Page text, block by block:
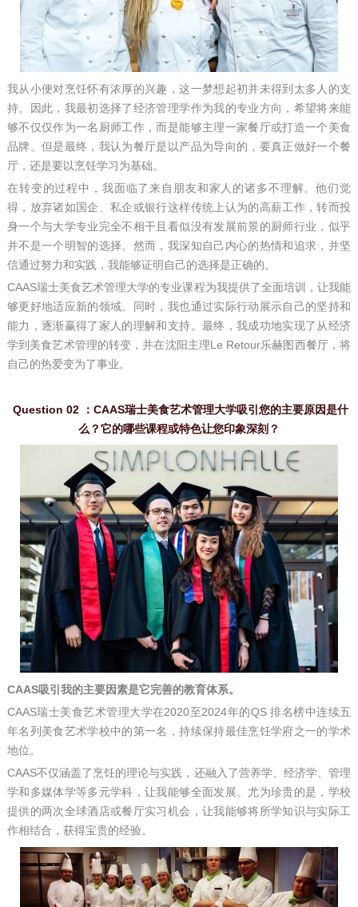
我从小便对烹饪怀有浓厚的兴趣，这一梦想起初并未得到太多人的支
持。因此，我最初选择了经济管理学作为我的专业方向，希望将来能
够不仅仅作为一名厨师工作，而是能够主理一家餐厅或打造一个美食
品牌。但是最终，我认为餐厅是以产品为导向的，要真正做好一个餐
厅，还是要以烹饪学习为基础。
在转变的过程中，我面临了来自朋友和家人的诸多不理解。他们觉
得，放弃诸如国企、私企或银行这样传统上认为的高薪工作，转而投
身一个与大学专业完全不相干且看似没有发展前景的厨师行业，似乎
并不是一个明智的选择。然而，我深知自己内心的热情和追求，并坚
信通过努力和实践，我能够证明自己的选择是正确的。
CAAS瑞士美食艺术管理大学的专业课程为我提供了全面培训，让我能
够更好地适应新的领域。同时，我也通过实际行动展示自己的坚持和
能力，逐渐赢得了家人的理解和支持。最终，我成功地实现了从经济
学到美食艺术管理的转变，并在沈阳主理Le Retour乐赫图西餐厅，将
自己的热爱变为了事业。
Question 02 ：CAAS瑞士美食艺术管理大学吸引您的主要原因是什
么？它的哪些课程或特色让您印象深刻？
CAAS吸引我的主要因素是它完善的教育体系。
CAAS瑞士美食艺术管理大学在2020至2024年的QS 排名榜中连续五
年名列美食艺术学校中的第一名，持续保持最佳烹饪学府之一的学术
地位。
CAAS不仅涵盖了烹饪的理论与实践，还融入了营养学、经济学、管理
学和多媒体学等多元学科，让我能够全面发展。尤为珍贵的是，学校
提供的两次全球酒店或餐厅实习机会，让我能够将所学知识与实际工
作相结合，获得宝贵的经验。